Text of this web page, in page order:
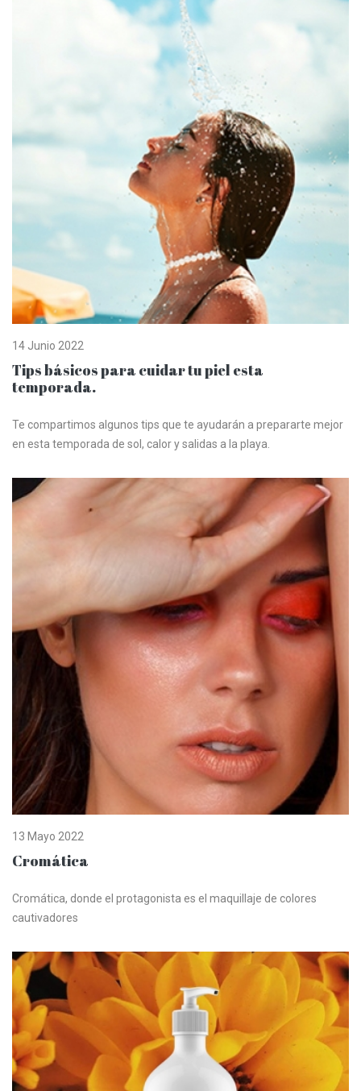
14 Junio 2022
Tips básicos para cuidar tu piel esta
temporada.
Te compartimos algunos tips que te ayudarán a prepararte mejor
en esta temporada de sol, calor y salidas a la playa.
13 Mayo 2022
Cromática
Cromática, donde el protagonista es el maquillaje de colores
cautivadores